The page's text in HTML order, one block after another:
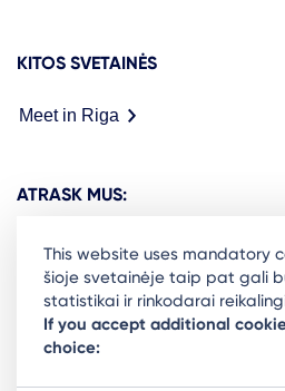
KITOS SVETAINĖS
Meet in Riga
ATRASK MUS:
Ready to stay in the loop on
community? Subscribe to
This website uses mandatory
šioje svetainėje taip pat gali
statistikai ir rinkodarai
If you accept additional
choice: